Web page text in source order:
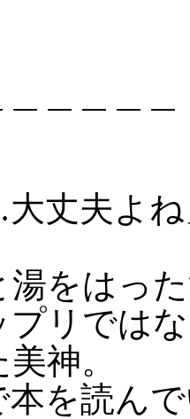
丈夫よ
をはっ
リでは
神。
を読ん